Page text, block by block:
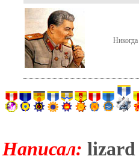
Hаписал: lizard